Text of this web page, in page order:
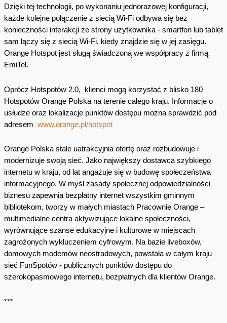
Dzięki tej technologii, po wykonaniu jednorazowej konfiguracji,
każde kolejne połączenie z siecią Wi-Fi odbywa się bez
konieczności interakcji ze strony użytkownika - smartfon lub tablet
sam łączy się z siecią Wi-Fi, kiedy znajdzie się w jej zasięgu.
Orange Hotspot jest sługą świadczoną we współpracy z firmą
EmiTel.
Oprócz Hotspotów 2.0, klienci mogą korzystać z blisko 180
Hotspotów Orange Polska na terenie całego kraju. Informacje o
usłudze oraz lokalizacje punktów dostępu można sprawdzić pod
adresem www.orange.pl/hotspot
Orange Polska stale uatrakcyjnia ofertę oraz rozbudowuje i
modernizuje swoją sieć. Jako największy dostawca szybkiego
internetu w kraju, od lat angażuje się w budowę społeczeństwa
informacyjnego. W myśl zasady społecznej odpowiedzialności
biznesu zapewnia bezpłatny internet wszystkim gminnym
bibliotekom, tworzy w małych miastach Pracownie Orange –
multimedialne centra aktywizujące lokalne społeczności,
wyrównujące szanse edukacyjne i kulturowe w miejscach
zagrożonych wykluczeniem cyfrowym. Na bazie liveboxów,
domowych modemów neostradowych, powstała w całym kraju
sieć FunSpotów - publicznych punktów dostępu do
szerokopasmowego internetu, bezpłatnych dla klientów Orange.
***